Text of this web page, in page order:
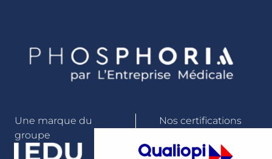
Une marque du
groupe
Nos certifications